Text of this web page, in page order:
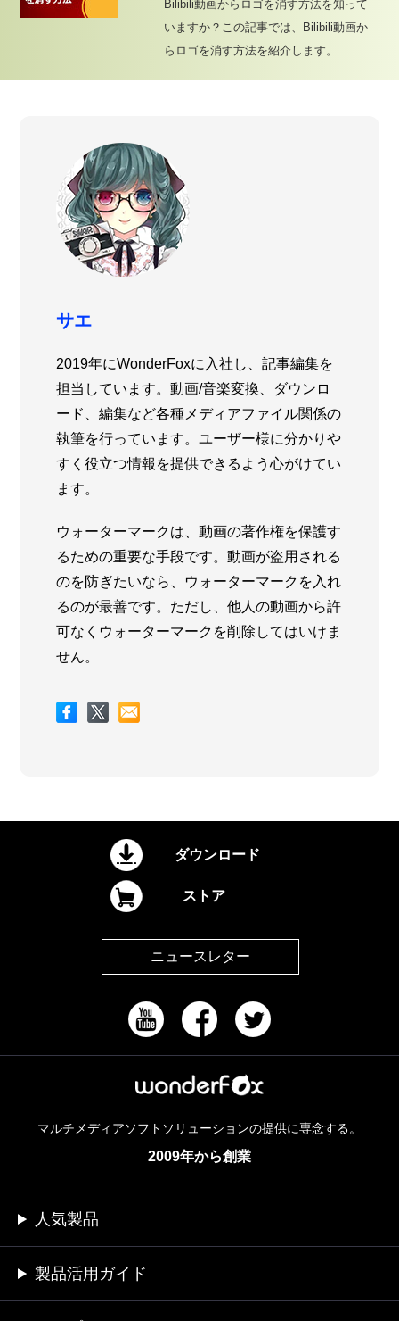
Bilibili動画からロゴを消す方法を知って
いますか？この記事では、Bilibili動画か
らロゴを消す方法を紹介します。
サエ
2019年にWonderFoxに入社し、記事編集を
担当しています。動画/音楽変換、ダウンロ
ード、編集など各種メディアファイル関係の
執筆を行っています。ユーザー様に分かりや
すく役立つ情報を提供できるよう心がけてい
ます。
ウォーターマークは、動画の著作権を保護す
るための重要な手段です。動画が盗用される
のを防ぎたいなら、ウォーターマークを入れ
るのが最善です。ただし、他人の動画から許
可なくウォーターマークを削除してはいけま
せん。
ダウンロード
ストア
ニュースレター
マルチメディアソフトソリューションの提供に専念する。
2009年から創業
人気製品
製品活用ガイド